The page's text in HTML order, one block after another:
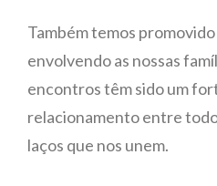
Também temos
envolvendo as nossas
encontros têm sido um
relacionamento entre
laços que nos unem.